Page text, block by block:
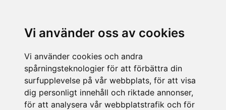
Vi använder oss av cookies
Vi använder cookies och andra
spårningsteknologier för att förbättra din
surfupplevelse på vår webbplats, för att visa
dig personligt innehåll och riktade annonser,
för att analysera vår webbplatstrafik och för